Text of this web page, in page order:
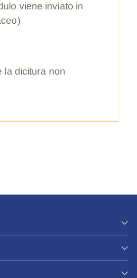
viene inviato in
la dicitura non